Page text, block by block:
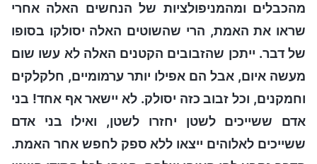
מהכבלים ומהמניפולציות של הנחשים האלה אחרי
שראו את האמת, הרי שהשוטים האלה יסולקו בסופו
של דבר. ייתכן שהזבובים הקטנים האלה לא עשו שום
מעשה איום, אבל הם אפילו יותר ערמומיים, חלקלקים
וחמקנים, וכל זבוב כזה יסולק. לא יישאר אף אחד! בני
אדם ששייכים לשטן יחזרו לשטן, ואילו בני אדם
ששייכים לאלוהים ייצאו ללא ספק לחפש אחר האמת.